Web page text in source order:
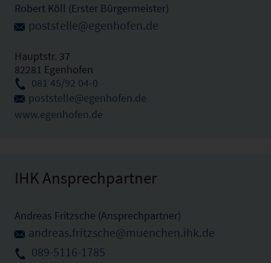
Robert Köll (Erster Bürgermeister)
poststelle@egenhofen.de
Hauptstr. 37
82281 Egenhofen
081 45/92 04-0
poststelle@egenhofen.de
www.egenhofen.de
IHK Ansprechpartner
Andreas Fritzsche (Ansprechpartner)
andreas.fritzsche@muenchen.ihk.de
089-5116-1785